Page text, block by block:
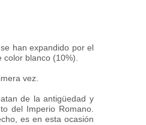
han expandido por el
blanco (10%).
vez.
de la antigüedad y
del Imperio Romano.
es en esta ocasión